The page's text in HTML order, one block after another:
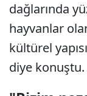
dağlarında
hayvanlar
kültürel
diye konuştu.